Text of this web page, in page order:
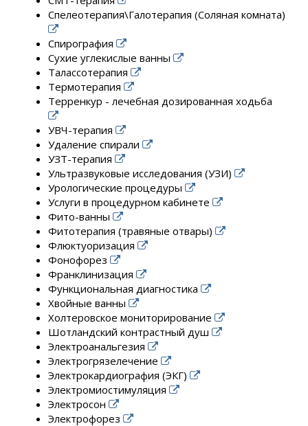
Спелеотерапия\Галотерапия (Соляная комната)
Спирография
Сухие углекислые ванны
Талассотерапия
Термотерапия
Терренкур - лечебная дозированная ходьба
УВЧ-терапия
Удаление спирали
УЗТ-терапия
Ультразвуковые исследования (УЗИ)
Урологические процедуры
Услуги в процедурном кабинете
Фито-ванны
Фитотерапия (травяные отвары)
Флюктуоризация
Фонофорез
Франклинизация
Функциональная диагностика
Хвойные ванны
Холтеровское мониторирование
Шотландский контрастный душ
Электроанальгезия
Электрогрязелечение
Электрокардиография (ЭКГ)
Электромиостимуляция
Электросон
Электрофорез